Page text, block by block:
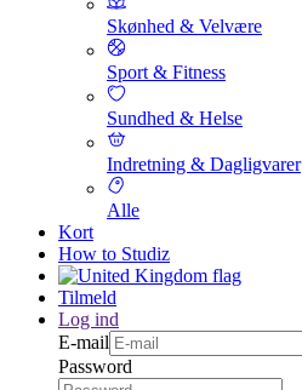
Skønhed & Velvære
Sport & Fitness
Sundhed & Helse
Indretning & Dagligvarer
Alle
Kort
How to Studiz
Tilmeld
Log ind
E-mail
Password